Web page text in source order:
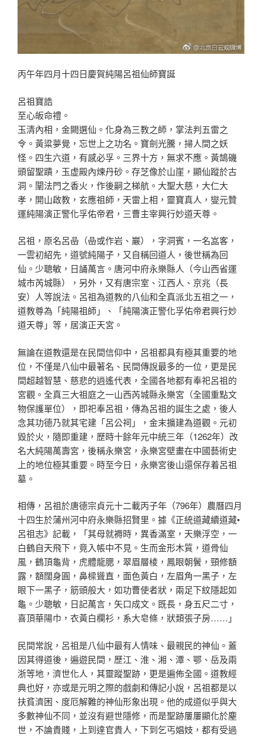
丙午年四月十四日慶賀純陽呂祖仙師寶誕
呂祖寶誥
至心皈命禮。
玉清內相，金闕選仙。化身為三教之師，掌法判五雷之
令。黃粱夢覺，忘世上之功名。寶劍光騰，掃人間之妖
怪。四生六道，有感必孚。三界十方，無求不應。黃鵠磯
頭留聖蹟，玉虚殿內煉丹砂。存芝像於山崖，顯仙蹤於古
洞。闡法門之香火，作後嗣之梯航。大聖大慈，大仁大
孝，開山啟教，玄應祖師，天雷上相，靈寶真人，燮元贊
運純陽演正警化孚佑帝君，三曹主宰興行妙道天尊。
呂祖，原名呂喦（喦或作岩、巖），字洞賓，一名嵓客，
一雲初紹先，道號純陽子，又自稱回道人，後世稱為回
仙。少聰敏，日誦萬言。唐河中府永樂縣人（今山西省運
城市芮城縣），另外，又有唐宗室、江西人、京兆（長
安）人等說法。呂祖為道教的八仙和全真派北五祖之一，
道教尊為「純陽祖師」、「純陽演正警化孚佑帝君興行妙
道天尊」等，居演正天宮。
無論在道教還是在民間信仰中，呂祖都具有極其重要的地
位，不僅是八仙中最著名、民間傳說最多的一位，更是民
間超越智慧、慈悲的逍遙代表，全國各地都有奉祀呂祖的
宮觀。全真三大祖庭之一山西芮城縣永樂宮（全國重點文
物保護單位），即祀奉呂祖，傳為呂祖的誕生之處，後人
念其功德乃就其宅建「呂公祠」，金末擴建為道觀。元初
毀於火，隨即重建，歷時十餘年元中統三年（1262年）改
名大純陽萬壽宮，後稱永樂宮，永樂宮壁畫在中國藝術史
上的地位極其重要。時至今日，永樂宮後山還保存着呂祖
墓。
相傳，呂祖於唐德宗貞元十二載丙子年（796年）農曆四月
十四生於蒲州河中府永樂縣招賢里。據《正統道藏續道藏•
呂祖志》記載，「其母就褥時，異香滿室，天樂浮空，一
白鶴自天飛下，竟入帳中不見。生而金形木質，道骨仙
風，鶴頂龜背，虎體龍腮，翠眉層棱，鳳眼朝鬢，頸修額
露，額闊身圓，鼻樑聳直，面色黃白，左眉角一黑子，左
眼下一黑子，筋頭般大，如功曹使者狀，兩足下紋隱起如
龜。少聰敏，日記萬言，矢口成文。既長，身五尺二寸，
喜頂華陽巾，衣黃白欄衫，系大皂條，狀類張子房……」
民間常說，呂祖是八仙中最有人情味、最親民的神仙。蓋
因其得道後，遍遊民間，歷江、淮、湘、潭、鄂、岳及兩
浙等地，濟世化人，其靈蹤聖跡，更是遍佈全國。道教經
典也好，亦或是元明之際的戲劇和傳記小說，呂祖都是以
扶貧濟困、度厄解難的神仙形象出現。他的成道似乎與大
多數神仙不同，並沒有避世隱修，而是聖跡屢屢顯化於塵
世，不論貴賤，上到達官貴人，下到乞丐娼妓，都有受過